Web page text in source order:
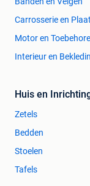
Carrosserie en
Motor en
Interieur en
Huis en
Zetels
Bedden
Stoelen
Tafels